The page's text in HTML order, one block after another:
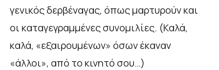
γενικός δερβέναγας, όπως μαρτυρούν και
οι καταγεγραμμένες συνομιλίες. (Καλά,
καλά, «εξαιρουμένων» όσων έκαναν
«άλλοι», από το κινητό σου…)